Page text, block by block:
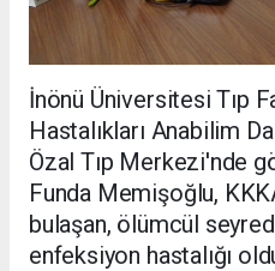
İnönü Üniversitesi Tıp
Hastalıkları Anabilim
Özal Tıp Merkezi'nde
Funda Memişoğlu,
bulaşan, ölümcül
enfeksiyon hastalığı